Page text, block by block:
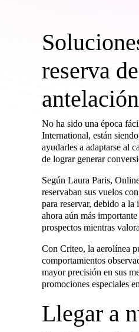
reserva
antelación
No ha sido una época
International, están
ayudarles a adaptarse al
de lograr generar
Según Laura Paris,
reservaban sus vuelos
para reservar, debido a
ahora aún más
prospectos mientras
Con Criteo, la aerolínea
comportamientos
mayor precisión en sus
promociones especiales
Llegar a